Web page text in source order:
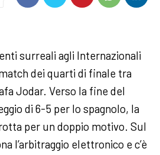
surreali agli Internazionali
dei quarti di finale tra
Jodar. Verso la fine del
di 6-5 per lo spagnolo, la
per un doppio motivo. Sul
l’arbitraggio elettronico e c’è